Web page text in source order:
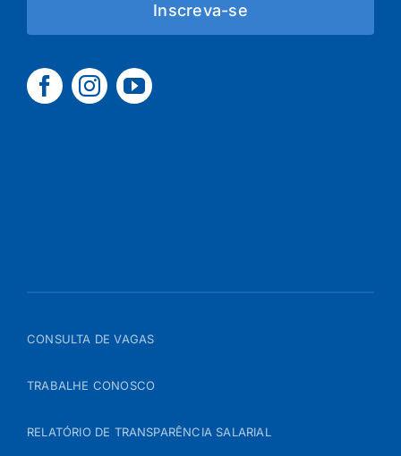
Inscreva-se
CONSULTA DE VAGAS
TRABALHE CONOSCO
RELATÓRIO DE TRANSPARÊNCIA SALARIAL